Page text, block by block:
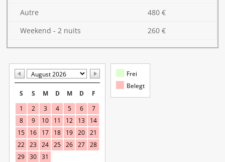
Autre
480 €
Weekend - 2 nuits
260 €
S S M D M D
F
1
2 3 4 5 6
7
8
9 10 11 12 13
14
15
16 17 18 19 20
21
22
23 24 25 26 27
28
29
30 31
Frei
Belegt